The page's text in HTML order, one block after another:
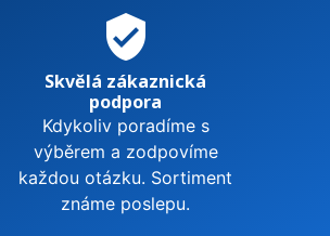
verified_user
Skvělá zákaznická
podpora
Kdykoliv poradíme s
výběrem a zodpovíme
každou otázku. Sortiment
známe poslepu.